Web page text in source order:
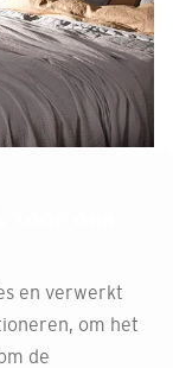
en verwerkt
om het
de